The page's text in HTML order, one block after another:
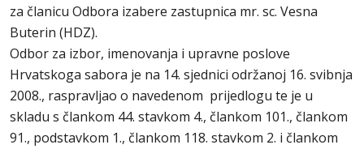
za članicu Odbora izabere zastupnica mr. sc. Vesna
Buterin (HDZ).
Odbor za izbor, imenovanja i upravne poslove
Hrvatskoga sabora je na 14. sjednici održanoj 16. svibnja
2008., raspravljao o navedenom prijedlogu te je u
skladu s člankom 44. stavkom 4., člankom 101., člankom
91., podstavkom 1., člankom 118. stavkom 2. i člankom